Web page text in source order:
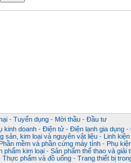
- Tuyển dụng - Mời thầu - Đầu tư
kinh doanh - Điện tử - Điện lạnh gia dụng -
sản, kim loại và nguyên vật liệu -
Linh
Phần mềm và phần cứng máy tính - Phụ
phẩm kim loại - Sản phẩm thể thao và giải
Thực phẩm và đồ uống - Trang thiết bị